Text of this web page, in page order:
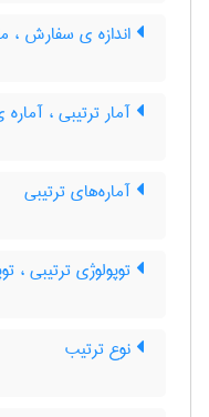
اندازه ی سفارش ،
آمار ترتیبی ،
آماره‌های ترتیبی
توپولوژی ترتیبی ،
نوع ترتیب